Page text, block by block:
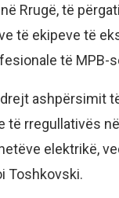
Rrugë, të
të ekipeve të
të MPB-
ashpërsimit
të rregullativës
elektrikë,
Toshkovski.